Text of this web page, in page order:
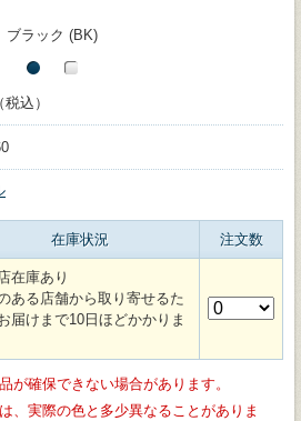
ブラック (BK)
込）
在庫状況 注文数
在庫あり
ある店舗から取り寄せるた
届けまで10日ほどかかりま
が確保できない場合があります。
、実際の色と多少異なることがありま